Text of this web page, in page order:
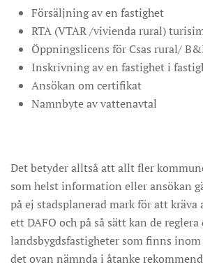
Försäljning av en fastighet
RTA (VTAR /vivienda rural)
Öppningslicens för Csas rural/
Inskrivning av en fastighet i
Ansökan om certifikat
Namnbyte av vattenavtal
Det betyder alltså att allt fler
som helst information eller ansökan
på ej stadsplanerad mark för att
ett DAFO och på så sätt kan de reglera
landsbygdsfastigheter som finns inom
det ovan nämnda i åtanke